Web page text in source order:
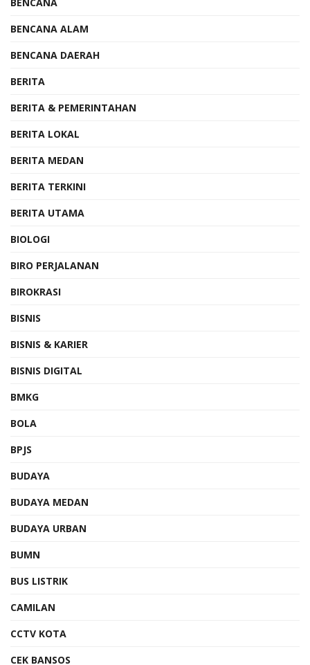
BENCANA ALAM
BENCANA DAERAH
BERITA
BERITA & PEMERINTAHAN
BERITA LOKAL
BERITA MEDAN
BERITA TERKINI
BERITA UTAMA
BIOLOGI
BIRO PERJALANAN
BIROKRASI
BISNIS
BISNIS & KARIER
BISNIS DIGITAL
BMKG
BOLA
BPJS
BUDAYA
BUDAYA MEDAN
BUDAYA URBAN
BUMN
BUS LISTRIK
CAMILAN
CCTV KOTA
CEK BANSOS